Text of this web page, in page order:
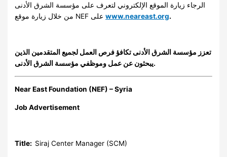
الرجاء زيارة الموقع الإلكتروني لتعرف على مؤسسة الشرق الأدنى
من خلال زيارة موقع NEF علىwww.neareast.org.
تعزز مؤسسة الشرق الأدنى تكافؤ فرص العمل لجميع المتقدمين الذين
يبحثون عن عمل وموظفي مؤسسة الشرق الأدنى.
Near East Foundation (NEF) – Syria
Job Advertisement
Title: Siraj Center Manager (SCM)